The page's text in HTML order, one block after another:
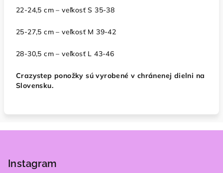
22-24,5 cm – veľkosť S 35-38
25-27,5 cm – veľkosť M 39-42
28-30,5 cm – veľkosť L 43-46
Crazystep ponožky sú vyrobené v chránenej dielni na
Slovensku.
Instagram